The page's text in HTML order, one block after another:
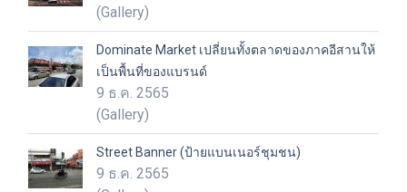
(Gallery)
Dominate Market เปลี่ยนทั้งตลาดของภาคอีสานให้
เป็นพื้นที่ของแบรนด์
9 ธ.ค. 2565
(Gallery)
Street Banner (ป้ายแบนเนอร์ชุมชน)
9 ธ.ค. 2565